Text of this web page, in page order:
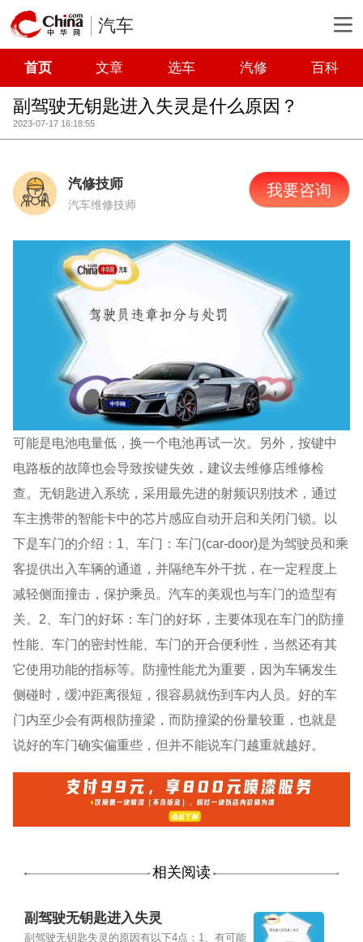
汽车
首页 文章 选车 汽修 百科
副驾驶无钥匙进入失灵是什么原因？
2023-07-17 16:18:55
汽修技师
汽车维修技师
我要咨询
可能是电池电量低，换一个电池再试一次。另外，按键中
电路板的故障也会导致按键失效，建议去维修店维修检
查。无钥匙进入系统，采用最先进的射频识别技术，通过
车主携带的智能卡中的芯片感应自动开启和关闭门锁。以
下是车门的介绍：1、车门：车门(car-door)是为驾驶员和乘
客提供出入车辆的通道，并隔绝车外干扰，在一定程度上
减轻侧面撞击，保护乘员。汽车的美观也与车门的造型有
关。2、车门的好坏：车门的好坏，主要体现在车门的防撞
性能、车门的密封性能、车门的开合便利性，当然还有其
它使用功能的指标等。防撞性能尤为重要，因为车辆发生
侧碰时，缓冲距离很短，很容易就伤到车内人员。好的车
门内至少会有两根防撞梁，而防撞梁的份量较重，也就是
说好的车门确实偏重些，但并不能说车门越重就越好。
相关阅读
副驾驶无钥匙进入失灵
副驾驶无钥匙失灵的原因有以下4点：1、有可能